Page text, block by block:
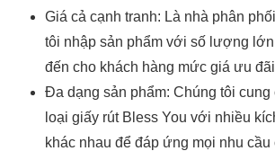
Giá cả cạnh tranh: Là nhà phân
tôi nhập sản phẩm với số lượng
đến cho khách hàng mức giá ưu
Đa dạng sản phẩm: Chúng tôi cung
loại giấy rút Bless You với nhiều
khác nhau để đáp ứng mọi nhu cầu